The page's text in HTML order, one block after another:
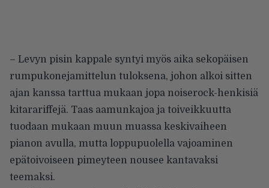
– Levyn pisin kappale syntyi myös aika sekopäisen
rumpukonejamittelun tuloksena, johon alkoi sitten
ajan kanssa tarttua mukaan jopa noiserock-henkisiä
kitarariffejä. Taas aamunkajoa ja toiveikkuutta
tuodaan mukaan muun muassa keskivaiheen
pianon avulla, mutta loppupuolella vajoaminen
epätoivoiseen pimeyteen nousee kantavaksi
teemaksi.